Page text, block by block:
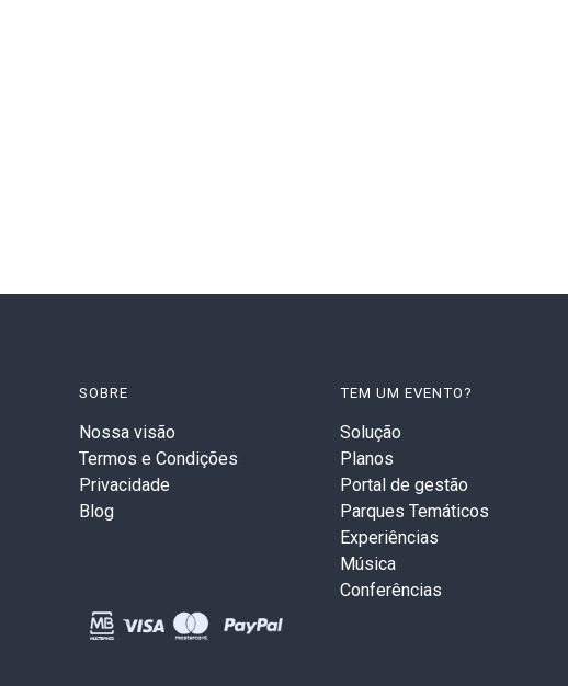
SOBRE
Nossa visão
Termos e Condições
Privacidade
Blog
TEM UM EVENTO?
Solução
Planos
Portal de gestão
Parques Temáticos
Experiências
Música
Conferências